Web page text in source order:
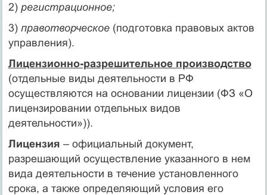
2) регистрационное;
3) правотворческое(подготовка правовых актов
управления).
Лицензионно-разрешительное производство
(отдельные виды деятельности в РФ
осуществляются на основании лицензии (ФЗ «О
лицензировании отдельных видов
деятельности»)).
Лицензия – официальный документ,
разрешающий осуществление указанного в нем
вида деятельности в течение установленного
срока, а также определяющий условия его